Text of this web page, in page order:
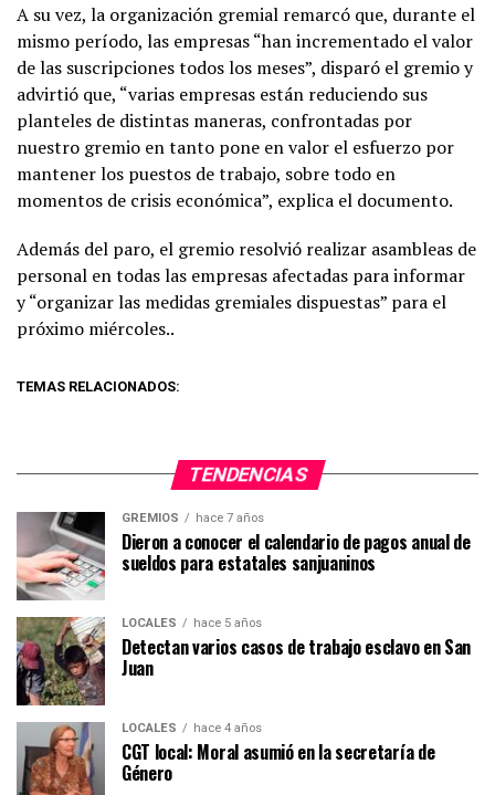
A su vez, la organización gremial remarcó que, durante el
mismo período, las empresas “han incrementado el valor
de las suscripciones todos los meses”, disparó el gremio y
advirtió que, “varias empresas están reduciendo sus
planteles de distintas maneras, confrontadas por
nuestro gremio en tanto pone en valor el esfuerzo por
mantener los puestos de trabajo, sobre todo en
momentos de crisis económica”, explica el documento.
Además del paro, el gremio resolvió realizar asambleas de
personal en todas las empresas afectadas para informar
y “organizar las medidas gremiales dispuestas” para el
próximo miércoles..
TEMAS RELACIONADOS:
TENDENCIAS
GREMIOS hace 7 años
Dieron a conocer el calendario de pagos anual de
sueldos para estatales sanjuaninos
LOCALES hace 5 años
Detectan varios casos de trabajo esclavo en San
Juan
LOCALES hace 4 años
CGT local: Moral asumió en la secretaría de
Género